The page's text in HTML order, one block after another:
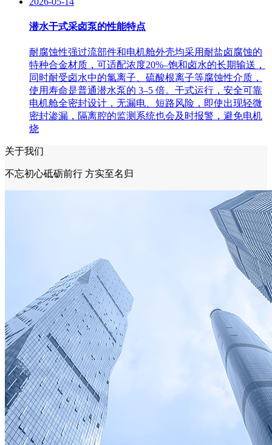
潜水干式采卤泵的性能特点
耐腐蚀性强过流部件和电机舱外壳均采用耐盐卤腐蚀的
特种合金材质，可适配浓度20%–饱和卤水的长期输送，
同时耐受卤水中的氯离子、硫酸根离子等腐蚀性介质，
使用寿命是普通潜水泵的 3–5 倍。干式运行，安全可靠
电机舱全密封设计，无漏电、短路风险，即使出现轻微
密封渗漏，隔离腔的监测系统也会及时报警，避免电机
烧
关于我们
不忘初心砥砺前行 方实至名归